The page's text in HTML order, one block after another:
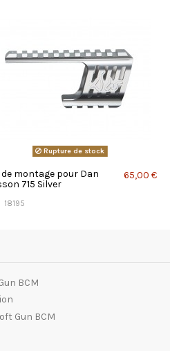
Rupture de stock
de montage pour Dan
715 Silver
18195
65,00 €
BCM
Gun BCM